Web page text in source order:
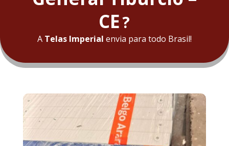
CE?
A Telas Imperial envia para todo Brasil!